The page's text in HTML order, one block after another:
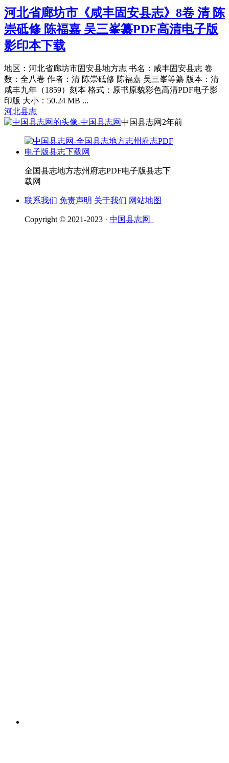
河北省廊坊市《咸丰固安县志》8卷 清 陈
崇砥修 陈福嘉 吴三峯纂PDF高清电子版
影印本下载
地区：河北省廊坊市固安县地方志 书名：咸丰固安县志 卷
数：全八卷 作者：清 陈崇砥修 陈福嘉 吴三峯等纂 版本：清
咸丰九年（1859）刻本 格式：原书原貌彩色高清PDF电子影
印版 大小：50.24 MB ...
河北县志
中国县志网2年前
全国县志地方志州府志PDF电子版县志下
载网
联系我们 免责声明 关于我们 网站地图
Copyright © 2021-2023 · 中国县志网